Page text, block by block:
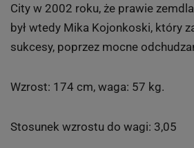
City w 2002 roku, że prawie
był wtedy Mika Kojonkoski, który
sukcesy, poprzez mocne
Wzrost: 174 cm, waga: 57 kg.
Stosunek wzrostu do wagi: 3,05